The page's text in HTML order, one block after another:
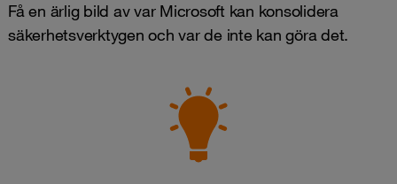
Få en ärlig bild av var Microsoft kan konsolidera
säkerhetsverktygen och var de inte kan göra det.